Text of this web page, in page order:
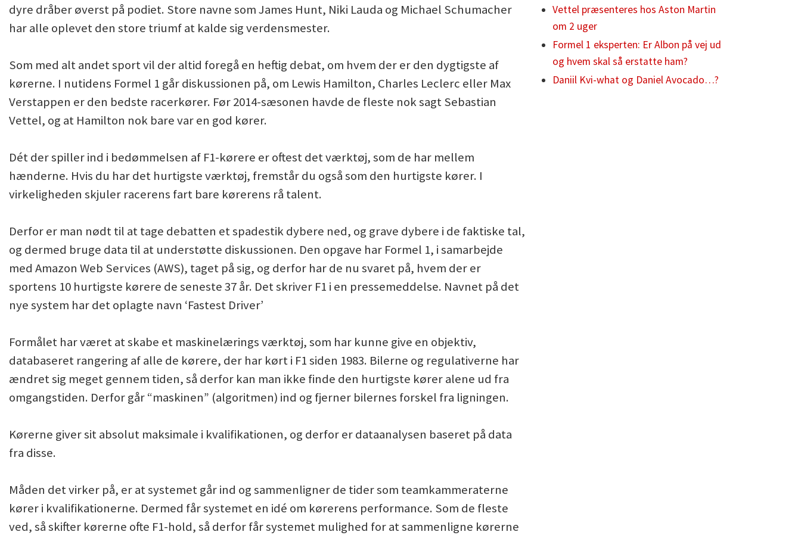
dyre dråber øverst på podiet. Store navne som James Hunt, Niki Lauda og Michael Schumacher
har alle oplevet den store triumf at kalde sig verdensmester.
Som med alt andet sport vil der altid foregå en heftig debat, om hvem der er den dygtigste af
kørerne. I nutidens Formel 1 går diskussionen på, om Lewis Hamilton, Charles Leclerc eller Max
Verstappen er den bedste racerkører. Før 2014-sæsonen havde de fleste nok sagt Sebastian
Vettel, og at Hamilton nok bare var en god kører.
Dét der spiller ind i bedømmelsen af F1-kørere er oftest det værktøj, som de har mellem
hænderne. Hvis du har det hurtigste værktøj, fremstår du også som den hurtigste kører. I
virkeligheden skjuler racerens fart bare kørerens rå talent.
Derfor er man nødt til at tage debatten et spadestik dybere ned, og grave dybere i de faktiske tal,
og dermed bruge data til at understøtte diskussionen. Den opgave har Formel 1, i samarbejde
med Amazon Web Services (AWS), taget på sig, og derfor har de nu svaret på, hvem der er
sportens 10 hurtigste kørere de seneste 37 år. Det skriver F1 i en pressemeddelse. Navnet på det
nye system har det oplagte navn ‘Fastest Driver’
Formålet har været at skabe et maskinelærings værktøj, som har kunne give en objektiv,
databaseret rangering af alle de kørere, der har kørt i F1 siden 1983. Bilerne og regulativerne har
ændret sig meget gennem tiden, så derfor kan man ikke finde den hurtigste kører alene ud fra
omgangstiden. Derfor går “maskinen” (algoritmen) ind og fjerner bilernes forskel fra ligningen.
Kørerne giver sit absolut maksimale i kvalifikationen, og derfor er dataanalysen baseret på data
fra disse.
Måden det virker på, er at systemet går ind og sammenligner de tider som teamkammeraterne
kører i kvalifikationerne. Dermed får systemet en idé om kørerens performance. Som de fleste
ved, så skifter kørerne ofte F1-hold, så derfor får systemet mulighed for at sammenligne kørerne
Vettel præsenteres hos Aston Martin
om 2 uger
Formel 1 eksperten: Er Albon på vej ud
og hvem skal så erstatte ham?
Daniil Kvi-what og Daniel Avocado…?